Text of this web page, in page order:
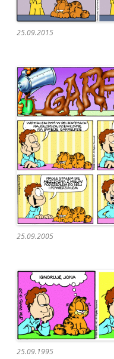
25.09.2015
25.09.2005
25.09.1995